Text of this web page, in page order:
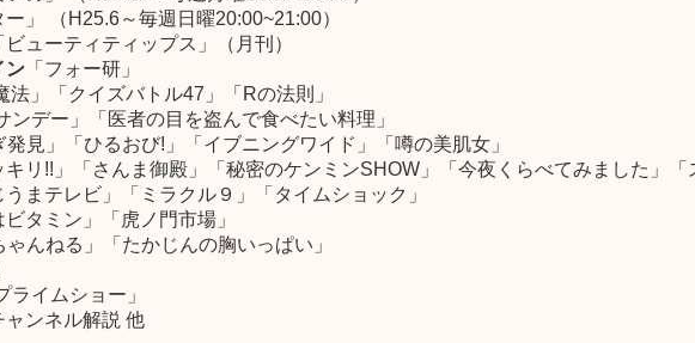
ー」 （H25.6～毎週日曜20:00~21:00）
ビューティティップス」（月刊）
ン 「フォー研」
法」「クイズバトル47」「Rの法則」
ンデー」「医者の目を盗んで食べたい料理」
発見」「ひるおび!」「イブニングワイド」「噂の美肌女」
キリ!!」「さんま御殿」「秘密のケンミンSHOW」「今夜くらべてみました」「
うまテレビ」「ミラクル９」「タイムショック」
ビタミン」「虎ノ門市場」
ゃんねる」「たかじんの胸いっぱい」
ライムショー」
ンネル解説 他